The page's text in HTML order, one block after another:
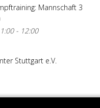
Mannschaft 3
- 12:00
Stuttgart e.V.